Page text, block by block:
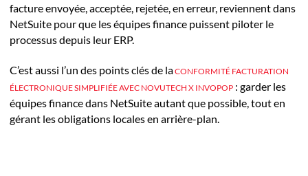
facture envoyée, acceptée, rejetée, en erreur, reviennent dans
NetSuite pour que les équipes finance puissent piloter le
processus depuis leur ERP.
C’est aussi l’un des points clés de laCONFORMITÉ FACTURATION
ÉLECTRONIQUE SIMPLIFIÉE AVEC NOVUTECH X INVOPOP: garder les
équipes finance dans NetSuite autant que possible, tout en
gérant les obligations locales en arrière-plan.